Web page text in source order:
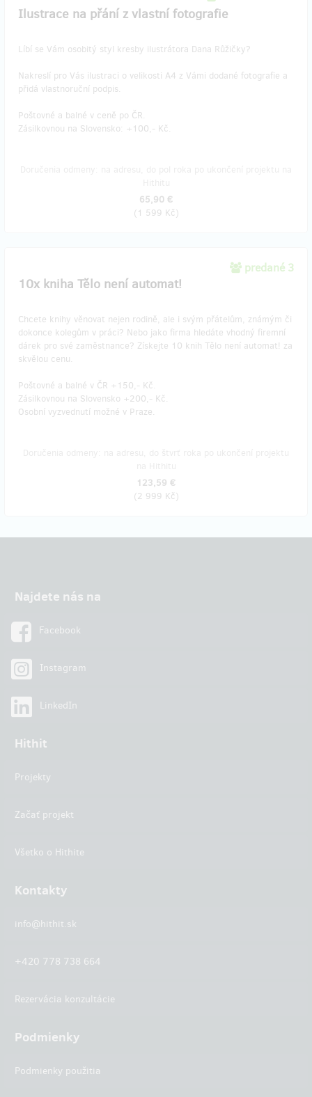
Ilustrace na přání z vlastní fotografie
Líbí se Vám osobitý styl kresby ilustrátora Dana Růžičky?
Nakreslí pro Vás ilustraci o velikosti A4 z Vámi dodané fotografie a
přidá vlastnoruční podpis.
Poštovné a balné v ceně po ČR.
Zásilkovnou na Slovensko: +100,- Kč.
65,90 €
(1 599 Kč)
predané 3
10x kniha Tělo není automat!
Chcete knihy věnovat nejen rodině, ale i svým přátelům, známým či
dokonce kolegům v práci? Nebo jako firma hledáte vhodný firemní
dárek pro své zaměstnance? Získejte 10 knih Tělo není automat! za
skvělou cenu.
Poštovné a balné v ČR +150,- Kč.
Zásilkovnou na Slovensko +200,- Kč.
Osobní vyzvednutí možné v Praze.
123,59 €
(2 999 Kč)
Najdete nás na
Facebook
Instagram
LinkedIn
Hithit
Projekty
Začať projekt
Všetko o Hithite
Kontakty
info@hithit.sk
+420 778 738 664
Rezervácia konzultácie
Podmienky
Podmienky použitia